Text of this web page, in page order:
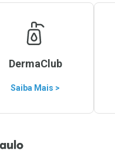
DermaClub
Saiba Mais >